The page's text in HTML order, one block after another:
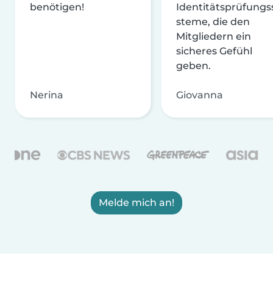
benötigen!
Nerina
steme, die den
Mitgliedern ein
sicheres Gefühl
geben.
Giovanna
Melde mich an!